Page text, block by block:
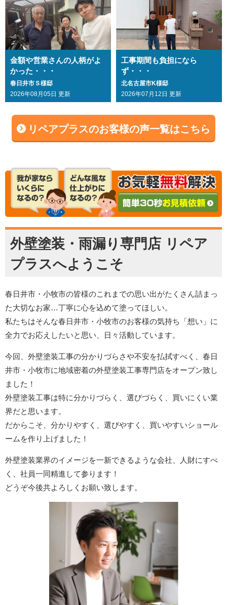
金額や営業さんの人柄がよ
かった・・・
春日井市Ｓ様邸
2026年08月05日 更新
工事期間も負担になら
ず・・・
北名古屋市K様邸
2026年07月12日 更新
リペアプラスのお客様の声一覧はこちら
外壁塗装・雨漏り専門店 リペア
プラスへようこそ
春日井市・小牧市の皆様のこれまでの思い出がたくさん詰まっ
た大切なお家…丁寧に心を込めて塗ってほしい。
私たちはそんな春日井市・小牧市のお客様の気持ち「想い」に
全力でお応えしたいと思い、日々活動しています。
今回、外壁塗装工事の分かりづらさや不安を払拭すべく、春日
井市・小牧市に地域密着の外壁塗装工事専門店をオープン致し
ました！
外壁塗装工事は特に分かりづらく、選びづらく、買いにくい業
界だと思います。
だからこそ、分かりやすく、選びやすく、買いやすいショール
ームを作り上げました！
外壁塗装業界のイメージを一新できるような会社、人財にすべ
く、社員一同精進して参ります！
どうぞ今後共よろしくお願い致します。